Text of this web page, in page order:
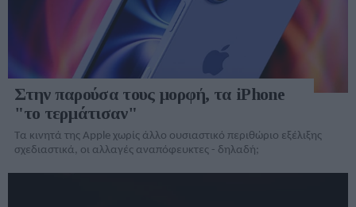
Στην παρούσα τους μορφή, τα iPhone
"το τερμάτισαν"
Τα κινητά της Apple χωρίς άλλο ουσιαστικό περιθώριο εξέλιξης
σχεδιαστικά, οι αλλαγές αναπόφευκτες - δηλαδή;